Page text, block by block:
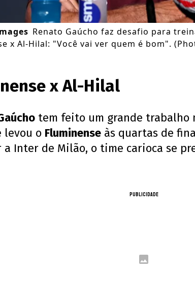
Renato Gaúcho faz desafio para
x Al-Hilal: "Você vai ver quem é bom".
x Al-Hilal
tem feito um grande trabalho
levou o Fluminense às quartas de
Inter de Milão, o time carioca se
PUBLICIDADE